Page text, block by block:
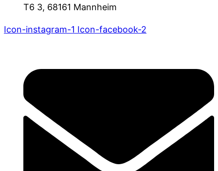
T6 3, 68161 Mannheim
Icon-instagram-1 Icon-facebook-2